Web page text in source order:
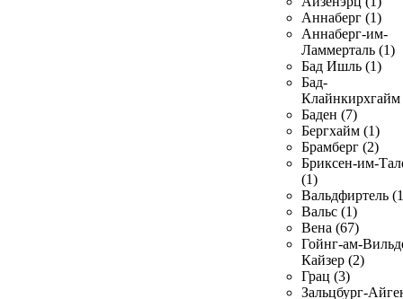
Аннаберг (1)
Аннаберг-им-
Ламмерталь (1)
Бад Ишль (1)
Бад-
Клайнкирхгайм
Баден (7)
Бергхайм (1)
Брамберг (2)
Бриксен-им-
(1)
Вальдфиртель
Вальс (1)
Вена (67)
Гойнг-ам-
Кайзер (2)
Грац (3)
Зальцбург-